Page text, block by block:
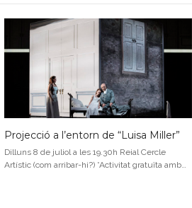
Projecció a l’entorn de “Luisa Miller”
Dilluns 8 de juliol a les 19.30h Reial Cercle
Artístic (com arribar-hi?) *Activitat gratuïta amb…